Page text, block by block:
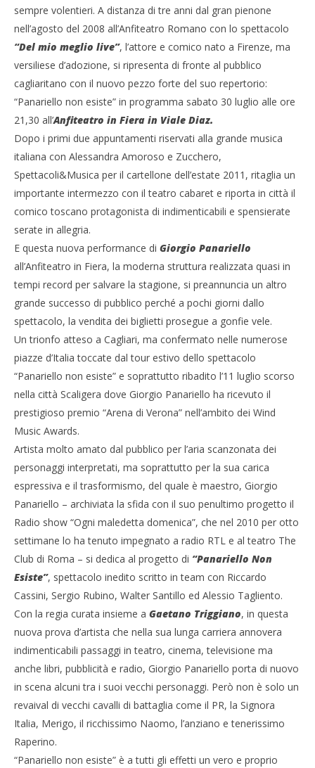
NOW VIEWING
Apputamento di grande comicita’, Panariello Non
Esiste
Redazione
sempre volentieri. A distanza di tre anni dal gran pienone
nell’agosto del 2008 all’Anfiteatro Romano con lo spettacolo
“Del mio meglio live”, l’attore e comico nato a Firenze, ma
versiliese d’adozione, si ripresenta di fronte al pubblico
cagliaritano con il nuovo pezzo forte del suo repertorio:
“Panariello non esiste” in programma sabato 30 luglio alle ore
21,30 all’Anfiteatro in Fiera in Viale Diaz.
Dopo i primi due appuntamenti riservati alla grande musica
italiana con Alessandra Amoroso e Zucchero,
Spettacoli&Musica per il cartellone dell’estate 2011, ritaglia un
importante intermezzo con il teatro cabaret e riporta in città il
comico toscano protagonista di indimenticabili e spensierate
serate in allegria.
E questa nuova performance di Giorgio Panariello
all’Anfiteatro in Fiera, la moderna struttura realizzata quasi in
tempi record per salvare la stagione, si preannuncia un altro
grande successo di pubblico perché a pochi giorni dallo
spettacolo, la vendita dei biglietti prosegue a gonfie vele.
Un trionfo atteso a Cagliari, ma confermato nelle numerose
piazze d’Italia toccate dal tour estivo dello spettacolo
“Panariello non esiste” e soprattutto ribadito l’11 luglio scorso
nella città Scaligera dove Giorgio Panariello ha ricevuto il
prestigioso premio “Arena di Verona” nell’ambito dei Wind
Music Awards.
Artista molto amato dal pubblico per l’aria scanzonata dei
personaggi interpretati, ma soprattutto per la sua carica
espressiva e il trasformismo, del quale è maestro, Giorgio
Panariello – archiviata la sfida con il suo penultimo progetto il
Radio show “Ogni maledetta domenica”, che nel 2010 per otto
settimane lo ha tenuto impegnato a radio RTL e al teatro The
Club di Roma – si dedica al progetto di “Panariello Non
Esiste”, spettacolo inedito scritto in team con Riccardo
Cassini, Sergio Rubino, Walter Santillo ed Alessio Tagliento.
Con la regia curata insieme a Gaetano Triggiano, in questa
nuova prova d’artista che nella sua lunga carriera annovera
indimenticabili passaggi in teatro, cinema, televisione ma
anche libri, pubblicità e radio, Giorgio Panariello porta di nuovo
in scena alcuni tra i suoi vecchi personaggi. Però non è solo un
revaival di vecchi cavalli di battaglia come il PR, la Signora
Italia, Merigo, il ricchissimo Naomo, l’anziano e tenerissimo
Raperino.
“Panariello non esiste” è a tutti gli effetti un vero e proprio